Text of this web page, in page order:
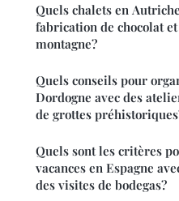
Quels chalets en
fabrication de chocolat
montagne?
Quels conseils pour
Dordogne avec des
de grottes
Quels sont les critères
vacances en Espagne
des visites de bodegas?